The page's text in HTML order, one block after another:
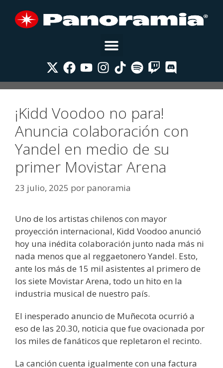
¡Kidd Voodoo no para!
Anuncia colaboración con
Yandel en medio de su
primer Movistar Arena
23 julio, 2025 por panoramia
Uno de los artistas chilenos con mayor
proyección internacional, Kidd Voodoo anunció
hoy una inédita colaboración junto nada más ni
nada menos que al reggaetonero Yandel. Esto,
ante los más de 15 mil asistentes al primero de
los siete Movistar Arena, todo un hito en la
industria musical de nuestro país.
El inesperado anuncio de Muñecota ocurrió a
eso de las 20.30, noticia que fue ovacionada por
los miles de fanáticos que repletaron el recinto.
La canción cuenta igualmente con una factura